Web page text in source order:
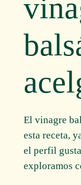
El vinagre
esta receta,
el perfil
exploramos